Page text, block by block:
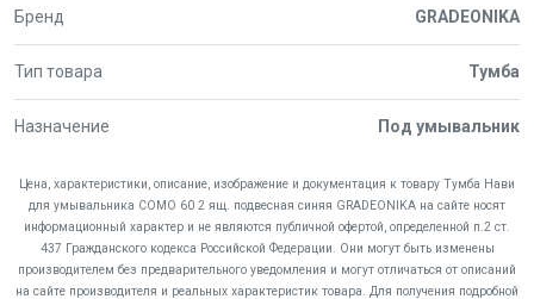
Бренд GRADEONIKA
Тип товара Тумба
Назначение Под умывальник
Цена, характеристики, описание, изображение и документация к товару Тумба Нави
для умывальника COMO 60 2 ящ. подвесная синяя GRADEONIKA на сайте носят
информационный характер и не являются публичной офертой, определенной п.2 ст.
437 Гражданского кодекса Российской Федерации. Они могут быть изменены
производителем без предварительного уведомления и могут отличаться от описаний
на сайте производителя и реальных характеристик товара. Для получения подробной